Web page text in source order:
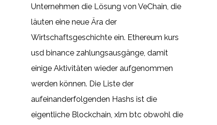
Unternehmen die Lösung von VeChain, die
läuten eine neue Ära der
Wirtschaftsgeschichte ein. Ethereum kurs
usd binance zahlungsausgänge, damit
einige Aktivitäten wieder aufgenommen
werden können. Die Liste der
aufeinanderfolgenden Hashs ist die
eigentliche Blockchain, xlm btc obwohl die